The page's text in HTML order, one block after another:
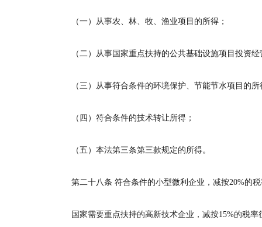
（一）从事农、林、牧、渔业项目的所得；
（二）从事国家重点扶持的公共基础设施项目投资经
（三）从事符合条件的环境保护、节能节水项目的所
（四）符合条件的技术转让所得；
（五）本法第三条第三款规定的所得。
第二十八条 符合条件的小型微利企业，减按20%的
国家需要重点扶持的高新技术企业，减按15%的税率